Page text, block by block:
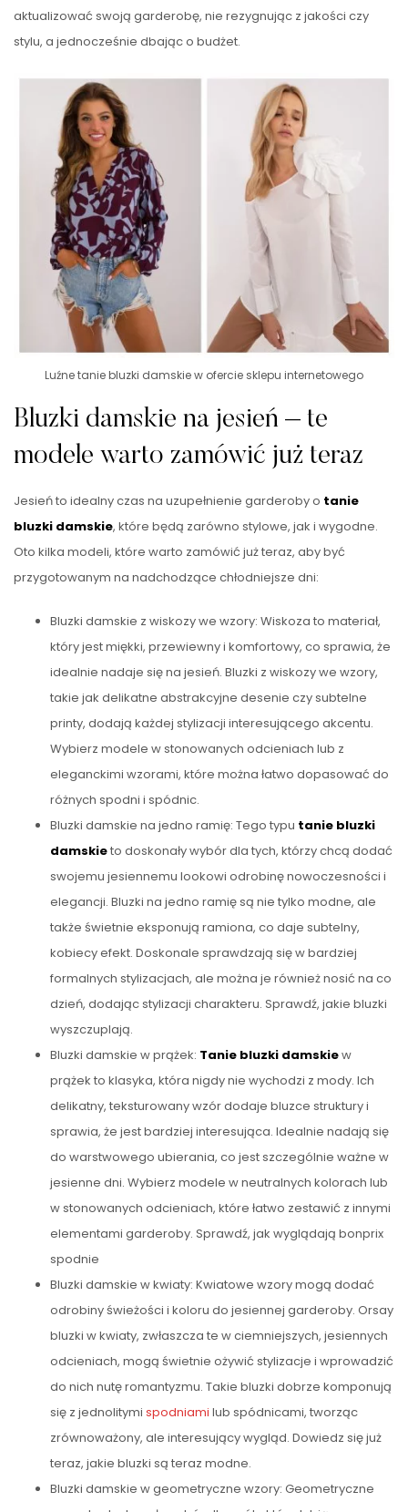
aktualizować swoją garderobę, nie rezygnując z jakości czy
stylu, a jednocześnie dbając o budżet.
Luźne tanie bluzki damskie w ofercie sklepu internetowego
Bluzki damskie na jesień – te
modele warto zamówić już teraz
Jesień to idealny czas na uzupełnienie garderoby o tanie
bluzki damskie, które będą zarówno stylowe, jak i wygodne.
Oto kilka modeli, które warto zamówić już teraz, aby być
przygotowanym na nadchodzące chłodniejsze dni:
Bluzki damskie z wiskozy we wzory: Wiskoza to materiał,
który jest miękki, przewiewny i komfortowy, co sprawia, że
idealnie nadaje się na jesień. Bluzki z wiskozy we wzory,
takie jak delikatne abstrakcyjne desenie czy subtelne
printy, dodają każdej stylizacji interesującego akcentu.
Wybierz modele w stonowanych odcieniach lub z
eleganckimi wzorami, które można łatwo dopasować do
różnych spodni i spódnic.
Bluzki damskie na jedno ramię: Tego typu tanie bluzki
damskieto doskonały wybór dla tych, którzy chcą dodać
swojemu jesiennemu lookowi odrobinę nowoczesności i
elegancji. Bluzki na jedno ramię są nie tylko modne, ale
także świetnie eksponują ramiona, co daje subtelny,
kobiecy efekt. Doskonale sprawdzają się w bardziej
formalnych stylizacjach, ale można je również nosić na co
dzień, dodając stylizacji charakteru. Sprawdź, jakie bluzki
wyszczuplają.
Bluzki damskie w prążek: Tanie bluzki damskiew
prążek to klasyka, która nigdy nie wychodzi z mody. Ich
delikatny, teksturowany wzór dodaje bluzce struktury i
sprawia, że jest bardziej interesująca. Idealnie nadają się
do warstwowego ubierania, co jest szczególnie ważne w
jesienne dni. Wybierz modele w neutralnych kolorach lub
w stonowanych odcieniach, które łatwo zestawić z innymi
elementami garderoby. Sprawdź, jak wyglądają bonprix
spodnie
Bluzki damskie w kwiaty: Kwiatowe wzory mogą dodać
odrobiny świeżości i koloru do jesiennej garderoby. Orsay
bluzki w kwiaty, zwłaszcza te w ciemniejszych, jesiennych
odcieniach, mogą świetnie ożywić stylizacje i wprowadzić
do nich nutę romantyzmu. Takie bluzki dobrze komponują
się z jednolitymi spodniami lub spódnicami, tworząc
zrównoważony, ale interesujący wygląd. Dowiedz się już
teraz, jakie bluzki są teraz modne.
Bluzki damskie w geometryczne wzory: Geometryczne